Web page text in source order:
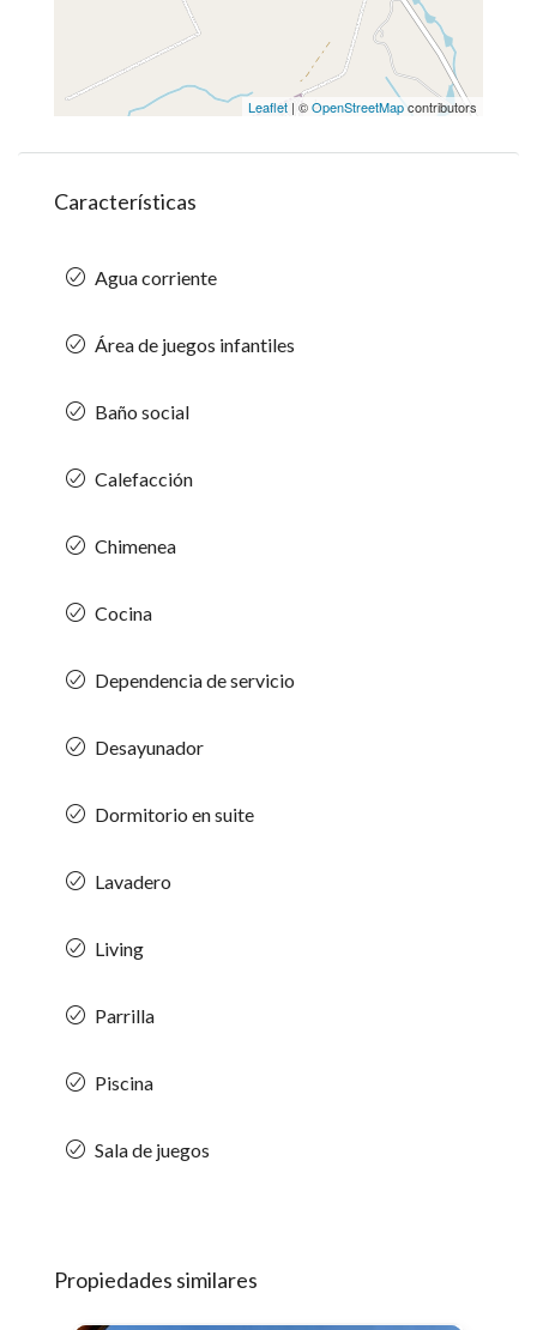
Leaflet | ©OpenStreetMapcontributors
Características
Agua corriente
Área de juegos infantiles
Baño social
Calefacción
Chimenea
Cocina
Dependencia de servicio
Desayunador
Dormitorio en suite
Lavadero
Living
Parrilla
Piscina
Sala de juegos
Propiedades similares